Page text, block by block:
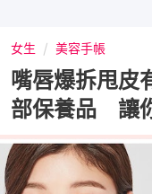
女生 美容手帳
嘴唇爆拆甩皮
部保養品 讓